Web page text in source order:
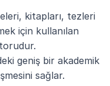
kitapları, tezleri
için kullanılan
geniş bir akademik
sağlar.